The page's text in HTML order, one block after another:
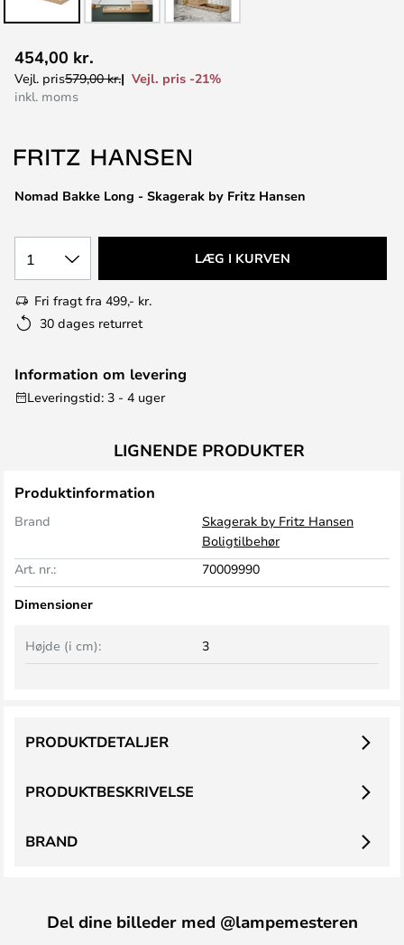
til
starten
Nomad Bakke Long - Skagerak by Fritz Hansen
454,00 kr.
Vejl. pris579,00 kr.
Vejl. pris -21%
inkl. moms
1 LÆG I KURVEN
Fri fragt fra 499,- kr.
30 dages returret
Information om levering
Leveringstid: 3 - 4 uger
LIGNENDE PRODUKTER
Produktinformation
Brand
Skagerak by Fritz Hansen
Boligtilbehør
Art. nr.:
70009990
Dimensioner
Højde (i cm): 3
PRODUKTBESKRIVELSE
PRODUKTDETALJER
BRAND
Del dine billeder med @lampemesteren